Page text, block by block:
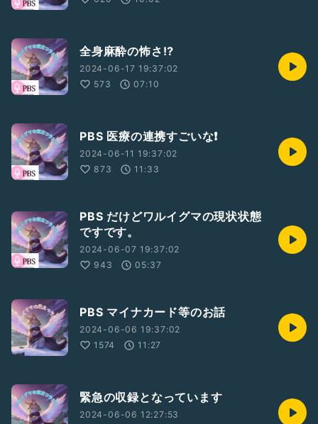
全身麻酔の怖さ⁉️
2024-06-17 19:37:02
573
07:10
PBS 医療の連携すごいな❗️
2024-06-11 19:37:02
873
11:33
PBS だけどワルイグマの現状状態
ですです。
2024-06-07 19:37:02
943
05:37
PBS マイナカード等のお話
2024-06-06 19:37:02
1574
11:27
緊急の収録となっています
2024-06-06 12:27:53